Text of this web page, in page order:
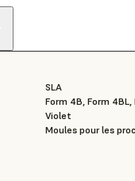
SLA
Form 4B, Form 4BL,
Violet
Moules pour les